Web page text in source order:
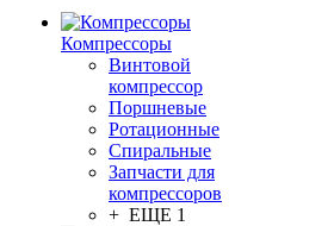
Компрессоры
Винтовой
компрессор
Поршневые
Ротационные
Спиральные
Запчасти для
компрессоров
+ ЕЩЕ 1